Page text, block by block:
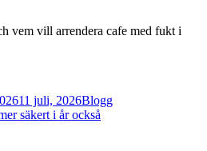
vem vill arrendera cafe med fukt i
11 juli, 2026Blogg
säkert i år också